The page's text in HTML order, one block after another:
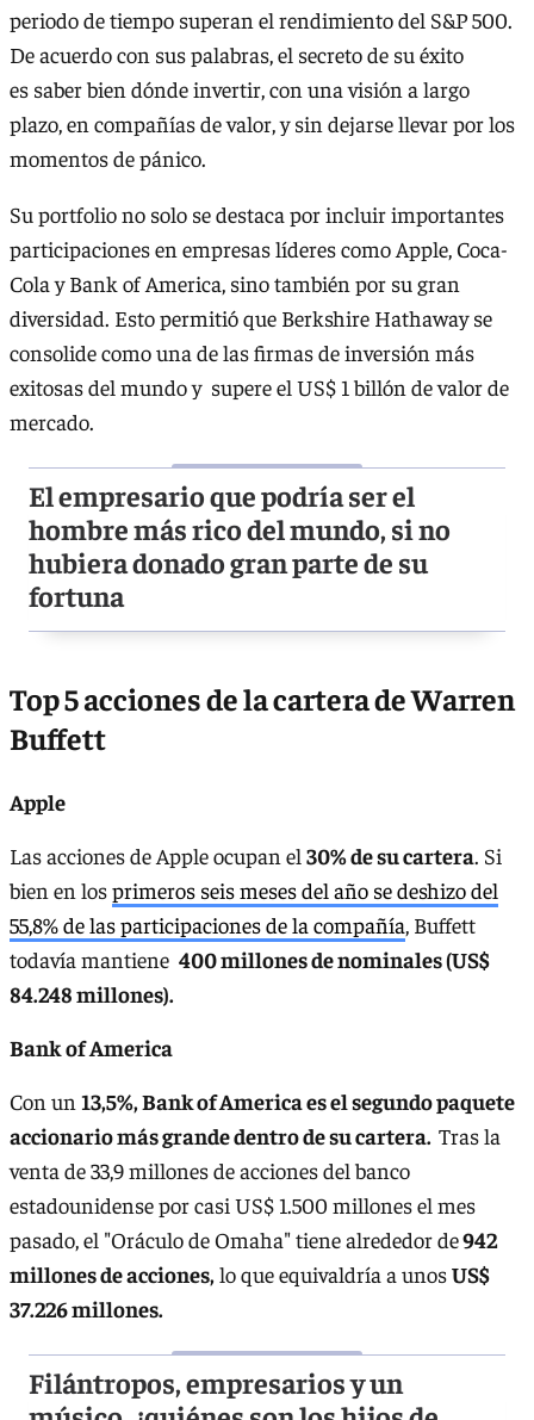
periodo de tiempo superan el rendimiento del S&P 500.
De acuerdo con sus palabras, el secreto de su éxito
es saber bien dónde invertir, con una visión a largo
plazo, en compañías de valor, y sin dejarse llevar por los
momentos de pánico.
Su portfolio no solo se destaca por incluir importantes
participaciones en empresas líderes como Apple, Coca-
Cola y Bank of America, sino también por su gran
diversidad. Esto permitió que Berkshire Hathaway se
consolide como una de las firmas de inversión más
exitosas del mundo y supere el US$ 1 billón de valor de
mercado.
El empresario que podría ser el
hombre más rico del mundo, si no
hubiera donado gran parte de su
fortuna
Top 5 acciones de la cartera de Warren
Buffett
Apple
Las acciones de Apple ocupan el 30% de su cartera. Si
bien en losprimeros seis meses del año se deshizo del
55,8% de las participaciones de la compañía, Buffett
todavía mantiene 400 millones de nominales (US$
84.248 millones).
Bank of America
Con un 13,5%, Bank of America es el segundo paquete
accionario más grande dentro de su cartera. Tras la
venta de 33,9 millones de acciones del banco
estadounidense por casi US$ 1.500 millones el mes
pasado, el "Oráculo de Omaha" tiene alrededor de942
millones de acciones,lo que equivaldría a unosUS$
37.226 millones.
Filántropos, empresarios y un